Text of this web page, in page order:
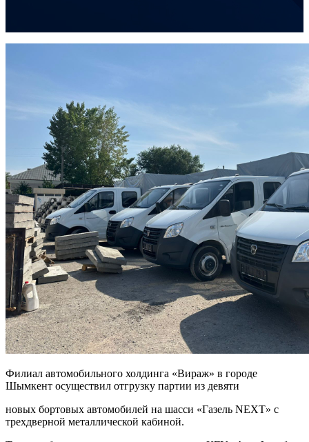
Филиал автомобильного холдинга «Вираж» в городе
Шымкент осуществил отгрузку партии из девяти
новых бортовых автомобилей на шасси «Газель NEXT» с
трехдверной металлической кабиной.